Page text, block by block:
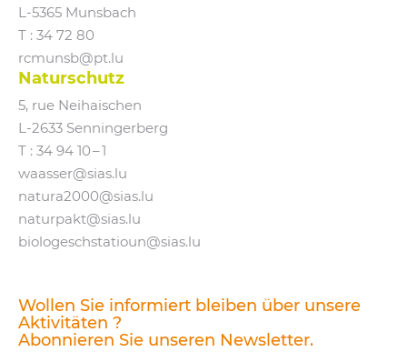
L‑5365 Munsbach
T : 34 72 80
rcmunsb@​pt.​lu
Naturschutz
5, rue Neihaischen
L‑2633 Senningerberg
T : 34 94 10 – 1
waasser@​sias.​lu
natura2000@​sias.​lu
naturpakt@​sias.​lu
biologeschstatioun@​sias.​lu
Wollen Sie informiert bleiben über unsere
Aktivitäten ?
Abonnieren Sie unseren Newsletter.